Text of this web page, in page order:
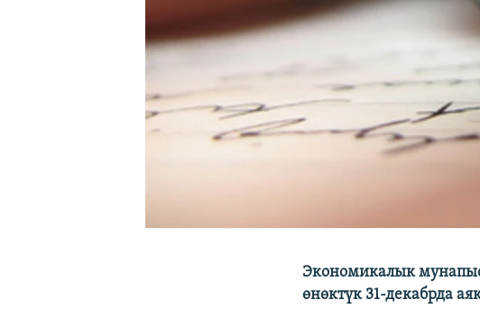
Экономикалык
өнөктүк 31-декабрда